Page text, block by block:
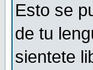
Esto se
de tu
sientete